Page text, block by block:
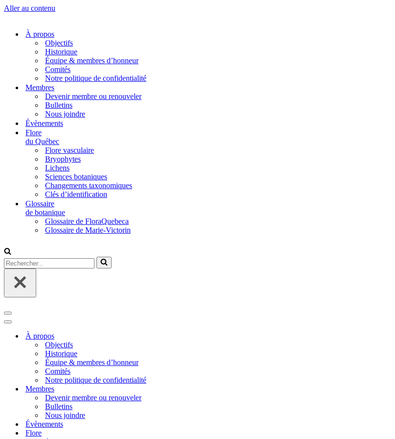
Aller au contenu
À propos
Objectifs
Historique
Équipe & membres d’honneur
Comités
Notre politique de confidentialité
Membres
Devenir membre ou renouveler
Bulletins
Nous joindre
Évènements
Flore
du Québec
Flore vasculaire
Bryophytes
Lichens
Sciences botaniques
Changements taxonomiques
Clés d’identification
Glossaire
de botanique
Glossaire de FloraQuebeca
Glossaire de Marie-Victorin
Rechercher...
Menu
de
navigation
Menu
navigationÀ propos
Objectifs
Historique
Équipe & membres d’honneur
Comités
Notre politique de confidentialité
Membres
Devenir membre ou renouveler
Bulletins
Nous joindre
Évènements
Flore